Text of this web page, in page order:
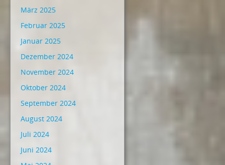
März 2025
Februar 2025
Januar 2025
Dezember 2024
November 2024
Oktober 2024
September 2024
August 2024
Juli 2024
Juni 2024